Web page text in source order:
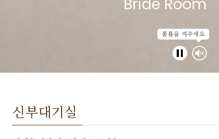
볼륨을 켜주세요
신부대기실